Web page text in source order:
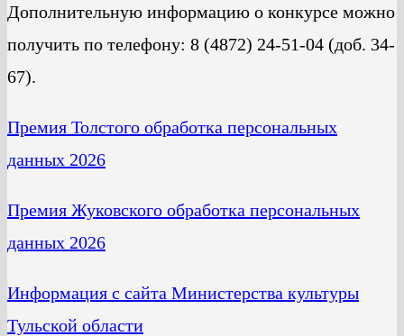
Дополнительную информацию о конкурсе можно
получить по телефону: 8 (4872) 24-51-04 (доб. 34-
67).
Премия Толстого обработка персональных
данных 2026
Премия Жуковского обработка персональных
данных 2026
Информация с сайта Министерства культуры
Тульской области